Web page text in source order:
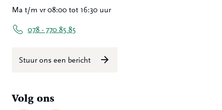
Ma t/m vr 08:00 tot 16:30 uur
078 - 770 85 85
Stuur ons een bericht
Volg ons